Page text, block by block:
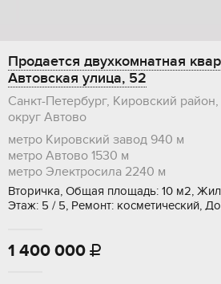
Продается двухкомнатная
Автовская улица, 52
Санкт-Петербург, Кировский
округ Автово
метро Кировский завод 940 м
метро Автово 1530 м
метро Электросила 2240 м
Вторичка, Общая площадь: 10 м2,
Этаж: 5 / 5, Ремонт: косметический,
1 400 000 